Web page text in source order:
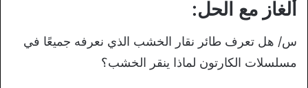
ألغاز مع الحل:
س/ هل تعرف طائر نقار الخشب الذي نعرفه جميعًا في
مسلسلات الكارتون لماذا ينقر الخشب؟